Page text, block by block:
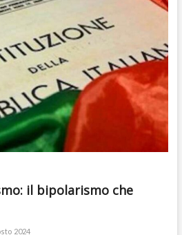
il bipolarismo che
2024